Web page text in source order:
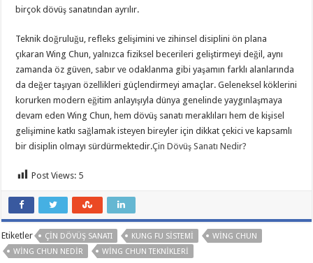
birçok dövüş sanatından ayrılır.
Teknik doğruluğu, refleks gelişimini ve zihinsel disiplini ön plana
çıkaran Wing Chun, yalnızca fiziksel becerileri geliştirmeyi değil, aynı
zamanda öz güven, sabır ve odaklanma gibi yaşamın farklı alanlarında
da değer taşıyan özellikleri güçlendirmeyi amaçlar. Geleneksel köklerini
korurken modern eğitim anlayışıyla dünya genelinde yaygınlaşmaya
devam eden Wing Chun, hem dövüş sanatı meraklıları hem de kişisel
gelişimine katkı sağlamak isteyen bireyler için dikkat çekici ve kapsamlı
bir disiplin olmayı sürdürmektedir.Çin Dövüş Sanatı Nedir?
Post Views: 5
Etiketler ÇIN DÖVÜŞ SANATI KUNG FU SISTEMI
WING CHUN
WING CHUN NEDIR
WING CHUN TEKNIKLERI